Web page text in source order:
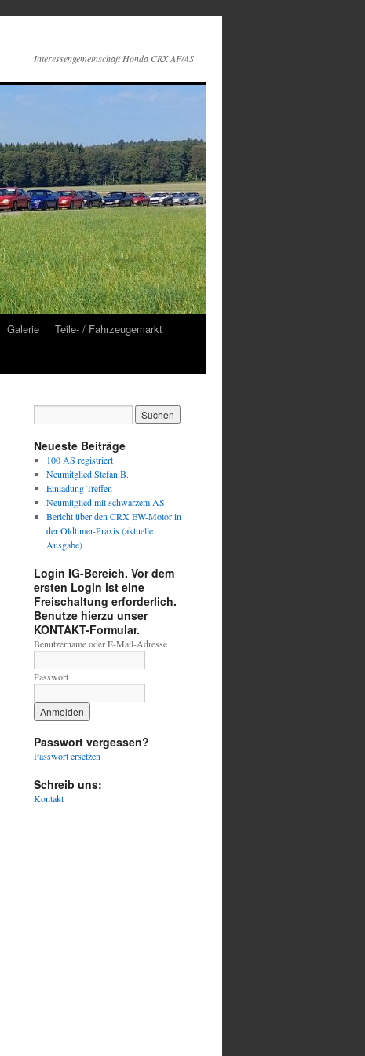
Interessengemeinschaft Honda CRX AF/AS
Galerie
Teile- / Fahrzeugemarkt
Neueste Beiträge
100 AS registriert
Neumitglied Stefan B.
Einladung Treffen
Neumitglied mit schwarzem AS
Bericht über den CRX EW-Motor in
der Oldtimer-Praxis (aktuelle
Ausgabe)
Login IG-Bereich. Vor dem
ersten Login ist eine
Freischaltung erforderlich.
Benutze hierzu unser
KONTAKT-Formular.
Benutzername oder E-Mail-Adresse
Passwort
Passwort vergessen?
Passwort ersetzen
Schreib uns:
Kontakt